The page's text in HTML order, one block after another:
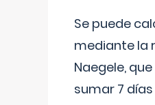
Se puede
mediante la
Naegele,
sumar 7